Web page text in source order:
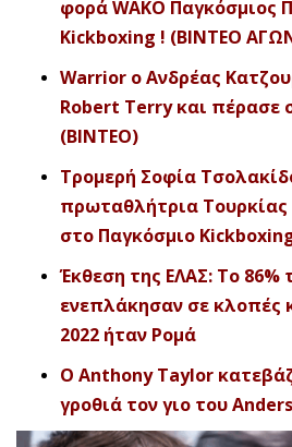
φορά WAKO Παγκόσμιος
Kickboxing ! (ΒΙΝΤΕΟ
Warrior ο Ανδρέας
Robert Terry και πέρασε
(ΒΙΝΤΕΟ)
Τρομερή Σοφία
πρωταθλήτρια
στο Παγκόσμιο
Έκθεση της ΕΛΑΣ: Το
ενεπλάκησαν σε κλοπές
2022 ήταν Ρομά
Ο Anthony Taylor
γροθιά τον γιο του